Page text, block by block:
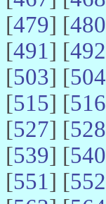
[479] [480
[491] [492
[503] [504
[515] [516
[527] [528
[539] [540
[551] [552